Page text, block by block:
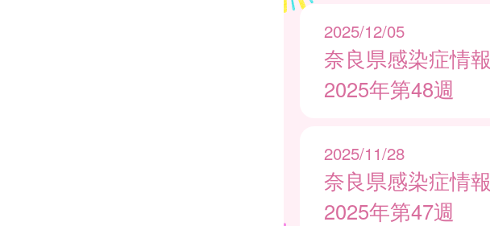
2025/12/05
奈良県感染症情報
2025年第48週
2025/11/28
奈良県感染症情報
2025年第47週